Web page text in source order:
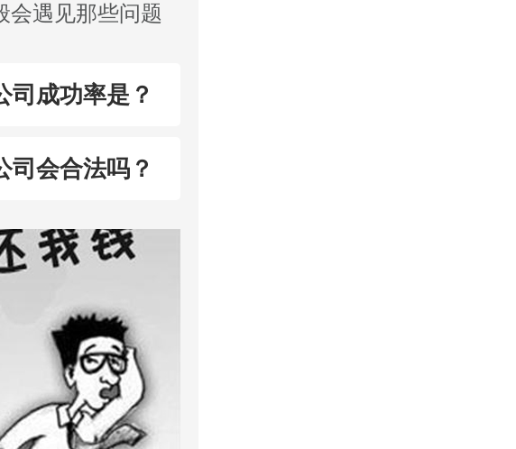
会遇见那些问题
司成功率是？
司会合法吗？